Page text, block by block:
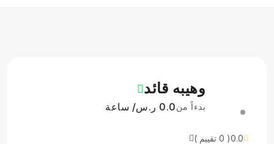
وهيبه قائد
بدءاً من0.0 ر.س/ ساعة
0.0( 0 تقييم )